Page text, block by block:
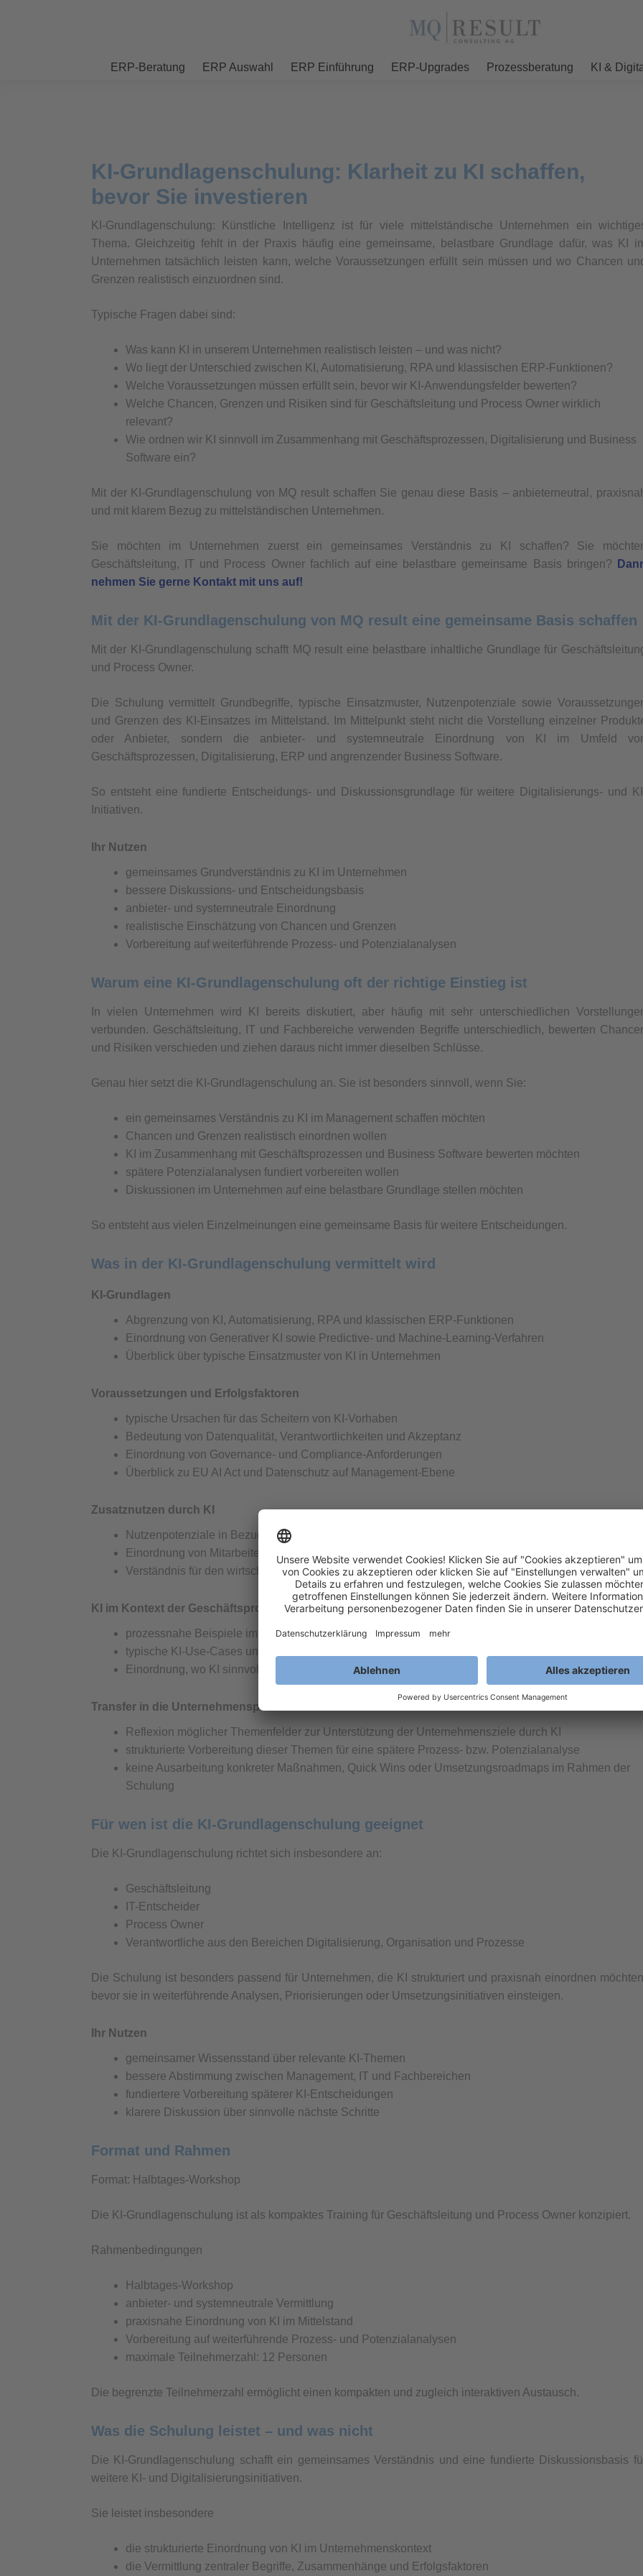
ERP-Beratung ERP Auswahl ERP Einführung ERP-Upgrades Prozessberatung KI &
KI-Grundlagenschulung: Klarheit zu KI schaffen,
bevor Sie investieren
KI-Grundlagenschulung: Künstliche Intelligenz ist für viele mittelständische Unternehmen ein
Thema. Gleichzeitig fehlt in der Praxis häufig eine gemeinsame, belastbare Grundlage dafür, was KI
Unternehmen tatsächlich leisten kann, welche Voraussetzungen erfüllt sein müssen und wo Chancen
Grenzen realistisch einzuordnen sind.
Typische Fragen dabei sind:
Was kann KI in unserem Unternehmen realistisch leisten – und was nicht?
Wo liegt der Unterschied zwischen KI, Automatisierung, RPA und klassischen ERP-Funktionen?
Welche Voraussetzungen müssen erfüllt sein, bevor wir KI-Anwendungsfelder bewerten?
Welche Chancen, Grenzen und Risiken sind für Geschäftsleitung und Process Owner wirklich
relevant?
Wie ordnen wir KI sinnvoll im Zusammenhang mit Geschäftsprozessen, Digitalisierung und Business
Software ein?
Mit der KI-Grundlagenschulung von MQ result schaffen Sie genau diese Basis – anbieterneutral,
und mit klarem Bezug zu mittelständischen Unternehmen.
Sie möchten im Unternehmen zuerst ein gemeinsames Verständnis zu KI schaffen? Sie
Geschäftsleitung, IT und Process Owner fachlich auf eine belastbare gemeinsame Basis bringen?
nehmen Sie gerne Kontakt mit uns auf!
Mit der KI-Grundlagenschulung von MQ result eine gemeinsame Basis schaffen
Mit der KI-Grundlagenschulung schafft MQ result eine belastbare inhaltliche Grundlage für
und Process Owner.
Die Schulung vermittelt Grundbegriffe, typische Einsatzmuster, Nutzenpotenziale sowie
und Grenzen des KI-Einsatzes im Mittelstand. Im Mittelpunkt steht nicht die Vorstellung einzelner
oder Anbieter, sondern die anbieter- und systemneutrale Einordnung von KI im Umfeld
Geschäftsprozessen, Digitalisierung, ERP und angrenzender Business Software.
So entsteht eine fundierte Entscheidungs- und Diskussionsgrundlage für weitere Digitalisierungs- und
Initiativen.
Ihr Nutzen
gemeinsames Grundverständnis zu KI im Unternehmen
bessere Diskussions- und Entscheidungsbasis
anbieter- und systemneutrale Einordnung
realistische Einschätzung von Chancen und Grenzen
Vorbereitung auf weiterführende Prozess- und Potenzialanalysen
Warum eine KI-Grundlagenschulung oft der richtige Einstieg ist
In vielen Unternehmen wird KI bereits diskutiert, aber häufig mit sehr unterschiedlichen
verbunden. Geschäftsleitung, IT und Fachbereiche verwenden Begriffe unterschiedlich, bewerten
und Risiken verschieden und ziehen daraus nicht immer dieselben Schlüsse.
Genau hier setzt die KI-Grundlagenschulung an. Sie ist besonders sinnvoll, wenn Sie:
ein gemeinsames Verständnis zu KI im Management schaffen möchten
Chancen und Grenzen realistisch einordnen wollen
KI im Zusammenhang mit Geschäftsprozessen und Business Software bewerten möchten
spätere Potenzialanalysen fundiert vorbereiten wollen
Diskussionen im Unternehmen auf eine belastbare Grundlage stellen möchten
So entsteht aus vielen Einzelmeinungen eine gemeinsame Basis für weitere Entscheidungen.
Was in der KI-Grundlagenschulung vermittelt wird
KI-Grundlagen
Abgrenzung von KI, Automatisierung, RPA und klassischen ERP-Funktionen
Einordnung von Generativer KI sowie Predictive- und Machine-Learning-Verfahren
Überblick über typische Einsatzmuster von KI in Unternehmen
Voraussetzungen und Erfolgsfaktoren
typische Ursachen für das Scheitern von KI-Vorhaben
Bedeutung von Datenqualität, Verantwortlichkeiten und Akzeptanz
Einordnung von Governance- und Compliance-Anforderungen
Überblick zu EU AI Act und Datenschutz auf Management-Ebene
Zusatznutzen durch KI
Nutzenpotenziale in Bezug auf Kosten, Durchlaufzeit, Qualität und Transparenz
Einordnung von Mitarbeiterentlastung und Entscheidungsunterstützung
Verständnis für den wirtschaftlichen Beitrag von KI in IT-gestützten Prozessen
KI im Kontext der Geschäftsprozesse
prozessnahe Beispiele im Umfeld von ERP und angrenzender Business Software
typische KI-Use-Cases und KI-Potenziale in zentralen Unternehmensprozessen
Einordnung, wo KI sinnvoll ergänzt und wo klassische Systemfunktionen ausreichen
Transfer in die Unternehmenspraxis
Reflexion möglicher Themenfelder zur Unterstützung der Unternehmensziele durch KI
strukturierte Vorbereitung dieser Themen für eine spätere Prozess- bzw. Potenzialanalyse
keine Ausarbeitung konkreter Maßnahmen, Quick Wins oder Umsetzungsroadmaps im Rahmen der
Schulung
Für wen ist die KI-Grundlagenschulung geeignet
Die KI-Grundlagenschulung richtet sich insbesondere an:
Geschäftsleitung
IT-Entscheider
Process Owner
Verantwortliche aus den Bereichen Digitalisierung, Organisation und Prozesse
Die Schulung ist besonders passend für Unternehmen, die KI strukturiert und praxisnah einordnen
bevor sie in weiterführende Analysen, Priorisierungen oder Umsetzungsinitiativen einsteigen.
Ihr Nutzen
gemeinsamer Wissensstand über relevante KI-Themen
bessere Abstimmung zwischen Management, IT und Fachbereichen
fundiertere Vorbereitung späterer KI-Entscheidungen
klarere Diskussion über sinnvolle nächste Schritte
Format und Rahmen
Format: Halbtages-Workshop
Die KI-Grundlagenschulung ist als kompaktes Training für Geschäftsleitung und Process Owner konzipiert.
Rahmenbedingungen
Halbtages-Workshop
anbieter- und systemneutrale Vermittlung
praxisnahe Einordnung von KI im Mittelstand
Vorbereitung auf weiterführende Prozess- und Potenzialanalysen
maximale Teilnehmerzahl: 12 Personen
Die begrenzte Teilnehmerzahl ermöglicht einen kompakten und zugleich interaktiven Austausch.
Was die Schulung leistet – und was nicht
Die KI-Grundlagenschulung schafft ein gemeinsames Verständnis und eine fundierte Diskussionsbasis
weitere KI- und Digitalisierungsinitiativen.
Sie leistet insbesondere
die strukturierte Einordnung von KI im Unternehmenskontext
die Vermittlung zentraler Begriffe, Zusammenhänge und Erfolgsfaktoren